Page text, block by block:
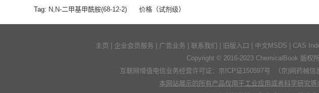
Tag: N,N-二甲基甲酰胺(68-12-2) 价格（试剂级）
主页 企业会员服务 广告业务 联系我们 旧版入口 中文MSDS CAS
Copyright © 2016-2023 ChemicalBook 版权
互联网增值电信业务经营许可证：京ICP证150597号 （京)网药械信
本网站展示的所有产品仅用于工业应用或者科学研究